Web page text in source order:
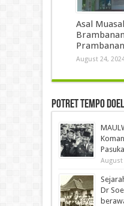
Asal
Prambanan
August 24,
Potret Tempo
August
Dr